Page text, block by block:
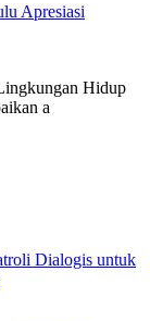
Apresiasi
Hidup
a
Dialogis untuk